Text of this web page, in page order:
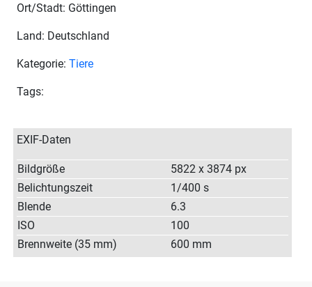
Ort/Stadt: Göttingen
Land: Deutschland
Kategorie: Tiere
Tags:
EXIF-Daten
Bildgröße
5822 x 3874 px
Belichtungszeit
1/400 s
Blende
6.3
ISO
100
Brennweite (35 mm)
600 mm